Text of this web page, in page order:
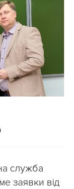
служба
заявки від